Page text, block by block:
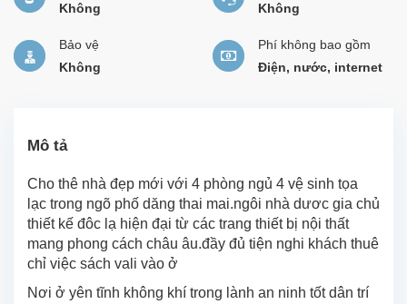
Không
Không
Bảo vệ
Không
Phí không bao gồm
Điện, nước, internet
Mô tả
Cho thê nhà đẹp mới với 4 phòng ngủ 4 vệ sinh tọa
lạc trong ngõ phố dăng thai mai.ngôi nhà dươc gia chủ
thiết kế đôc lạ hiện đại từ các trang thiết bị nội thất
mang phong cách châu âu.đầy đủ tiện nghi khách thuê
chỉ việc sách vali vào ở
Nơi ở yên tĩnh không khí trong lành an ninh tốt dân trí